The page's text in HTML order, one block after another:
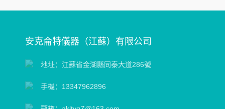
安克侖特儀器（江蘇）有限公司
地址：江蘇省金湖縣同泰大道286號
手機：13347962896